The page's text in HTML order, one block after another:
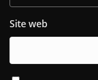
Site web